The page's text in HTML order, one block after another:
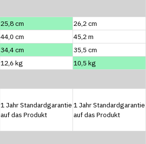
25,8 cm
26,2 cm
44,0 cm
45,2 m
34,4 cm
35,5 cm
12,6 kg
10,5 kg
1 Jahr Standardgarantie
auf das Produkt
1 Jahr Standardgarantie
auf das Produkt